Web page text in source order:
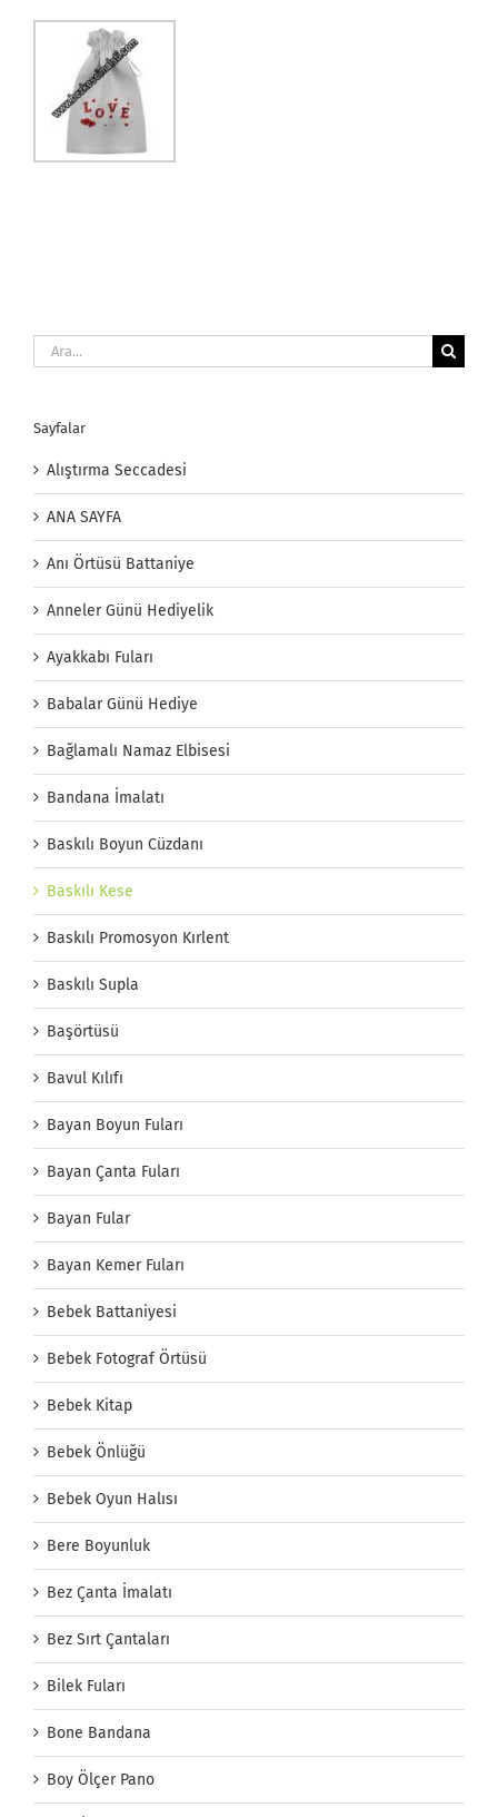
Ara:
Sayfalar
Alıştırma Seccadesi
ANA SAYFA
Anı Örtüsü Battaniye
Anneler Günü Hediyelik
Ayakkabı Fuları
Babalar Günü Hediye
Bağlamalı Namaz Elbisesi
Bandana İmalatı
Baskılı Boyun Cüzdanı
Baskılı Kese
Baskılı Promosyon Kırlent
Baskılı Supla
Başörtüsü
Bavul Kılıfı
Bayan Boyun Fuları
Bayan Çanta Fuları
Bayan Fular
Bayan Kemer Fuları
Bebek Battaniyesi
Bebek Fotograf Örtüsü
Bebek Kitap
Bebek Önlüğü
Bebek Oyun Halısı
Bere Boyunluk
Bez Çanta İmalatı
Bez Sırt Çantaları
Bilek Fuları
Bone Bandana
Boy Ölçer Pano